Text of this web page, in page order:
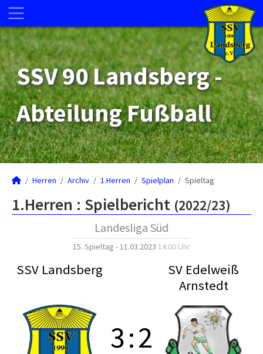
SSV 90 Landsberg -
Abteilung Fußball
Herren Archiv 1.Herren Spielplan Spieltag
1.Herren : Spielbericht (2022/23)
Landesliga Süd
15. Spieltag - 11.03.2023 14:00 Uhr
SSV Landsberg
SV Edelweiß
Arnstedt
3:2